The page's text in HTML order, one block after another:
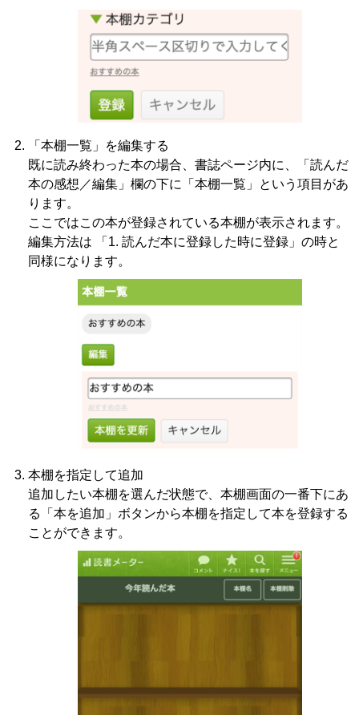
「本棚一覧」を編集する
既に読み終わった本の場合、書誌ページ内に、「読んだ
本の感想／編集」欄の下に「本棚一覧」という項目があ
ります。
ここではこの本が登録されている本棚が表示されます。
編集方法は 「1. 読んだ本に登録した時に登録」の時と
同様になります。
本棚を指定して追加
追加したい本棚を選んだ状態で、本棚画面の一番下にあ
る「本を追加」ボタンから本棚を指定して本を登録する
ことができます。